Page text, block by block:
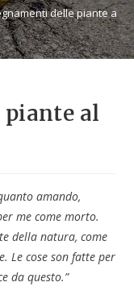
delle piante al
al
amando,
me come morto.
della natura, come
Le cose son fatte per
da questo.”